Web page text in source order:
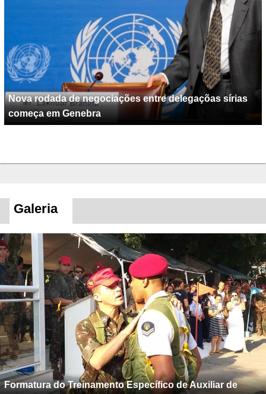
Nova rodada de negociações entre delegaçõas sírias
começa em Genebra
Galeria
Formatura do Treinamento Específico de Auxiliar de